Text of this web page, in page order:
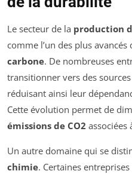
Le secteur de la production
comme l’un des plus
carbone. De nombreuses
transitionner vers des
réduisant ainsi leur
Cette évolution permet de
émissions de CO2 associées
Un autre domaine qui se
chimie. Certaines